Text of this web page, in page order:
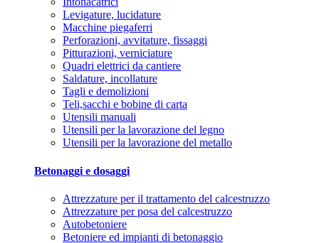
Levigature, lucidature
Macchine piegaferri
Perforazioni, avvitature, fissaggi
Pitturazioni, verniciature
Quadri elettrici da cantiere
Saldature, incollature
Tagli e demolizioni
Teli,sacchi e bobine di carta
Utensili manuali
Utensili per la lavorazione del legno
Utensili per la lavorazione del metallo
Betonaggi e dosaggi
Attrezzature per il trattamento del calcestruzzo
Attrezzature per posa del calcestruzzo
Autobetoniere
Betoniere ed impianti di betonaggio